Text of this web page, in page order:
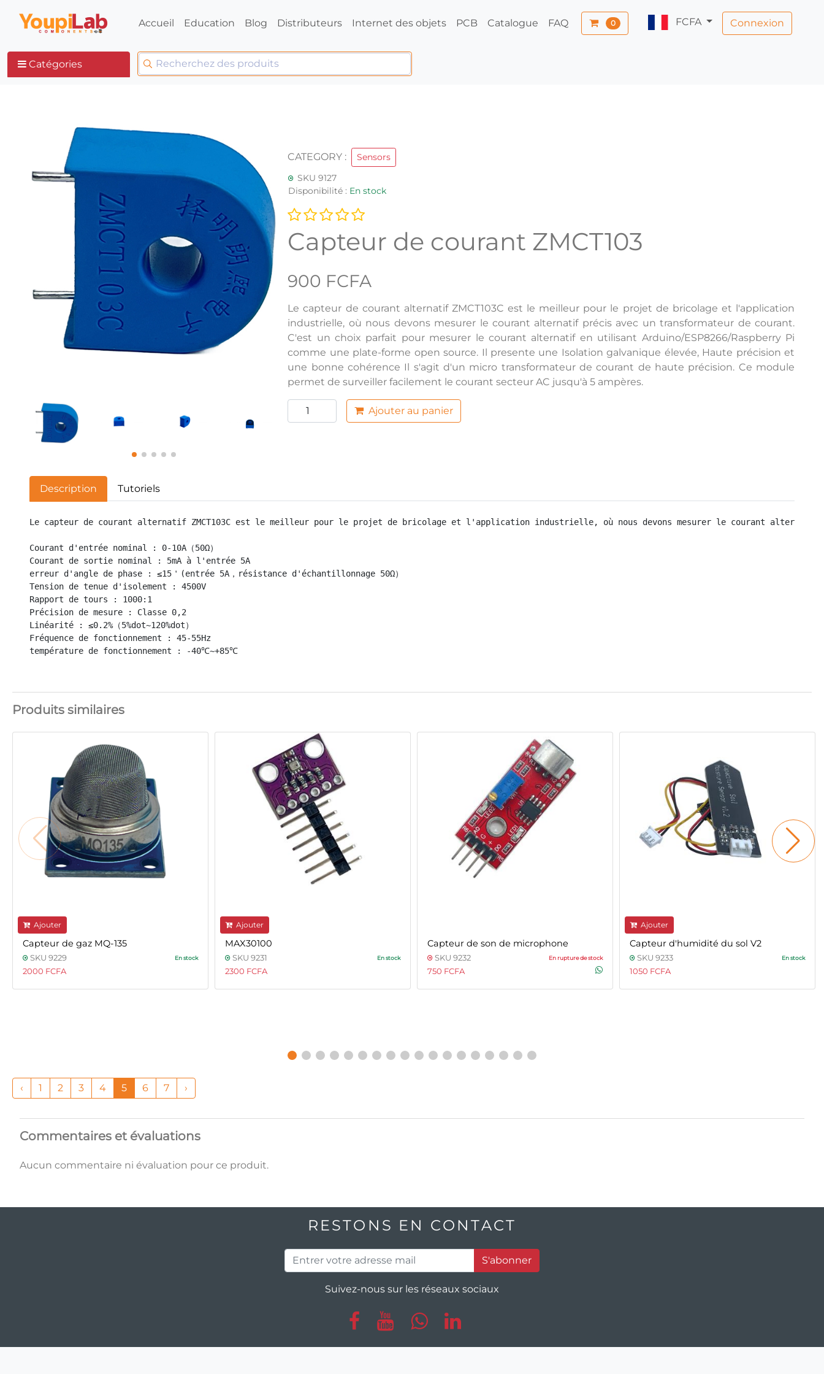
Accueil Education Blog Distributeurs Internet des objets PCB Catalogue FAQ 0 FCFA Connexion
Catégories
CATEGORY :
Sensors
SKU 9127
Disponibilité : En stock
Capteur de courant ZMCT103
900 FCFA
Le capteur de courant alternatif ZMCT103C est le meilleur pour le projet de bricolage et l'application
industrielle, où nous devons mesurer le courant alternatif précis avec un transformateur de courant.
C'est un choix parfait pour mesurer le courant alternatif en utilisant Arduino/ESP8266/Raspberry Pi
comme une plate-forme open source. Il presente une Isolation galvanique élevée, Haute précision et
une bonne cohérence Il s'agit d'un micro transformateur de courant de haute précision. Ce module
permet de surveiller facilement le courant secteur AC jusqu'à 5 ampères.
Ajouter au panier
Description Tutoriels
Le capteur de courant alternatif ZMCT103C est le meilleur pour le projet de bricolage et l'application industrielle, où nous devons mesurer le courant alternatif
Courant d'entrée nominal : 0-10A（50Ω）
Courant de sortie nominal : 5mA à l'entrée 5A
erreur d'angle de phase : ≤15＇(entrée 5A，résistance d'échantillonnage 50Ω）
Tension de tenue d'isolement : 4500V
Rapport de tours : 1000:1
Précision de mesure : Classe 0,2
Linéarité : ≤0.2%（5%dot~120%dot）
Fréquence de fonctionnement : 45-55Hz
température de fonctionnement : -40℃~+85℃
Produits similaires
Ajouter
Capteur de gaz MQ-135
SKU 9229 En stock
2000 FCFA
Ajouter
MAX30100
SKU 9231 En stock
2300 FCFA
Capteur de son de microphone
SKU 9232 En rupture de stock
750 FCFA
Ajouter
Capteur d'humidité du sol V2
SKU 9233 En stock
1050 FCFA
‹ 1 2 3 4 5 6 7 ›
Commentaires et évaluations
Aucun commentaire ni évaluation pour ce produit.
RESTONS EN CONTACT
S'abonner
Suivez-nous sur les réseaux sociaux